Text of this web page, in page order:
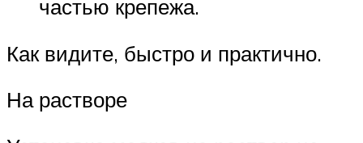
частью крепежа.
Как видите, быстро и практично.
На растворе